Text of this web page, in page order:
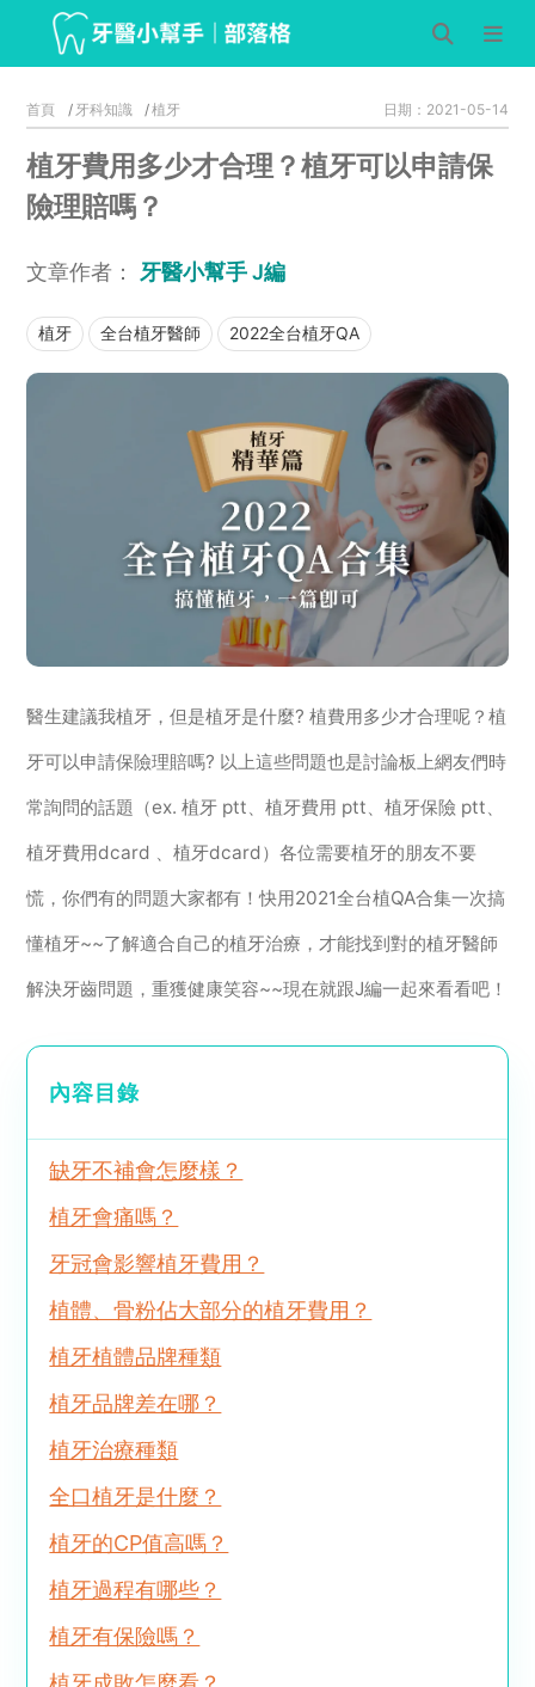
首頁 牙科知識 植牙 日期：2021-05-14
植牙費用多少才合理？植牙可以申請保
險理賠嗎？
文章作者： 牙醫小幫手 J編
植牙 全台植牙醫師 2022全台植牙QA
醫生建議我植牙，但是植牙是什麼? 植費用多少才合理呢？植
牙可以申請保險理賠嗎? 以上這些問題也是討論板上網友們時
常詢問的話題（ex. 植牙 ptt、植牙費用 ptt、植牙保險 ptt、
植牙費用dcard 、植牙dcard）各位需要植牙的朋友不要
慌，你們有的問題大家都有！快用2021全台植QA合集一次搞
懂植牙~~了解適合自己的植牙治療，才能找到對的植牙醫師
解決牙齒問題，重獲健康笑容~~現在就跟J編一起來看看吧！
內容目錄
缺牙不補會怎麼樣？
植牙會痛嗎？
牙冠會影響植牙費用？
植體、骨粉佔大部分的植牙費用？
植牙植體品牌種類
植牙品牌差在哪？
植牙治療種類
全口植牙是什麼？
植牙的CP值高嗎？
植牙過程有哪些？
植牙有保險嗎？